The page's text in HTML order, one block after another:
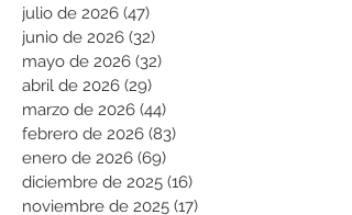
julio de 2026 (47)
junio de 2026 (32)
mayo de 2026 (32)
abril de 2026 (29)
marzo de 2026 (44)
febrero de 2026 (83)
enero de 2026 (69)
diciembre de 2025 (16)
noviembre de 2025 (17)